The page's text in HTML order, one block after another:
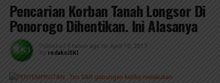
Pencarian Korban Tanah Longsor Di
Ponorogo Dihentikan. Ini Alasanya
Published 9 tahun ago on April 10, 2017
By redaksiSKI